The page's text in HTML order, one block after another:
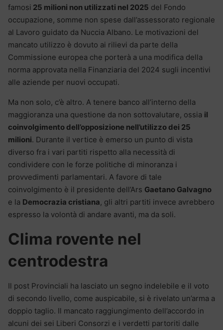
famosi 25 milioni non utilizzati nel 2025 del Fondo
occupazione, somme non spese dall’assessorato regionale
al Lavoro guidato da Nuccia Albano. Le motivazioni del
mancato utilizzo è dovuto ai rilievi da parte della
Commissione europea che porterà a una modifica della
norma approvata nella Finanziaria del 2024 sugli incentivi
alle aziende per nuovi occupati.
Ma non solo, c’è altro. A tenere banco all’interno della
maggioranza una questione da non sottovalutare, ossia il
coinvolgimento dell’opposizione nell’utilizzo dei 25
milioni. Durante il vertice è emerso un punto di vista
diverso fra i vari partiti rispetto alla necessità di
condividere con le forze politiche di minoranza i
provvedimenti parlamentari. A favore di tale
coinvolgimento è il presidente dell’Ars Gaetano Galvagno
e la Democrazia cristiana, gli altri partiti invece avrebbero
espresso la volontà di andare avanti, ma da soli.
Clima rovente nel
centrodestra
Il post Provinciali ha lasciato un segno indelebile e il voto
di secondo livello, come auspicabile, si è rivelato un’arma a
doppio taglio. Il mancato raggiungimento dell’accordo in
alcuni dei sei Liberi Consorzi e i verdetti partoriti dalle